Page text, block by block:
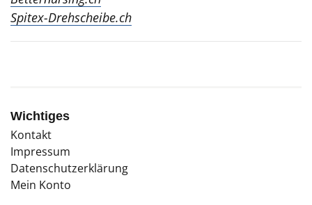
Spitex-Drehscheibe.ch
Wichtiges
Kontakt
Impressum
Datenschutzerklärung
Mein Konto